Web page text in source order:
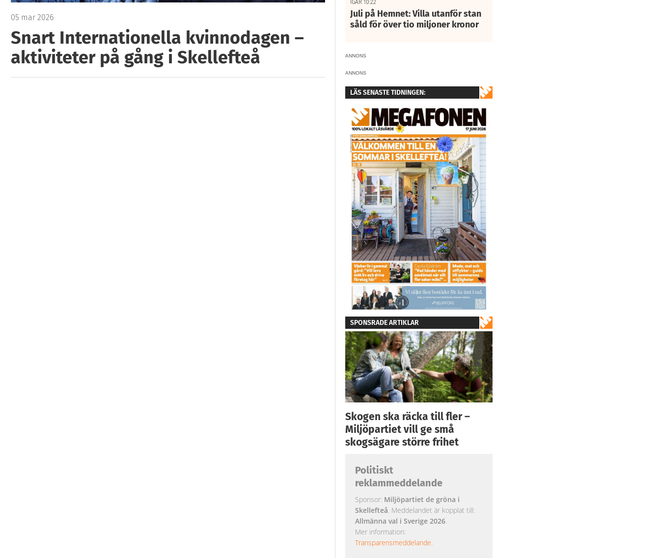
05 mar 2026
Snart Internationella kvinnodagen –
aktiviteter på gång i Skellefteå
IGÅR 10:22
Juli på Hemnet: Villa utanför stan
såld för över tio miljoner kronor
ANNONS
ANNONS
LÄS SENASTE TIDNINGEN:
SPONSRADE ARTIKLAR
Skogen ska räcka till fler –
Miljöpartiet vill ge små
skogsägare större frihet
Politiskt
reklammeddelande
Sponsor: Miljöpartiet de gröna i
Skellefteå. Meddelandet är kopplat till:
Allmänna val i Sverige 2026.
Mer information:
Transparensmeddelande.